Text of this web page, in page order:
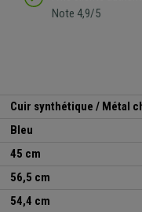
Note 4,9/5
Cuir synthétique / Métal
Bleu
45 cm
56,5 cm
54,4 cm